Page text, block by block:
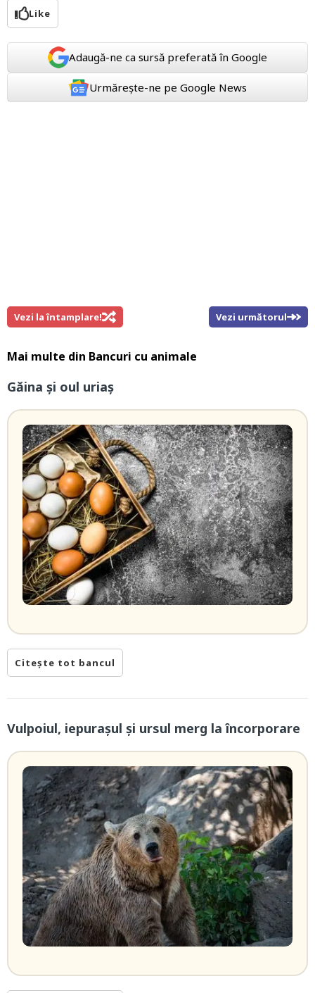
Like
Adaugă-ne ca sursă preferată în Google
Urmărește-ne pe Google News
Vezi la întamplare! Vezi următorul
Mai multe din Bancuri cu animale
Găina şi oul uriaş
Citește tot bancul
Vulpoiul, iepuraşul şi ursul merg la încorporare